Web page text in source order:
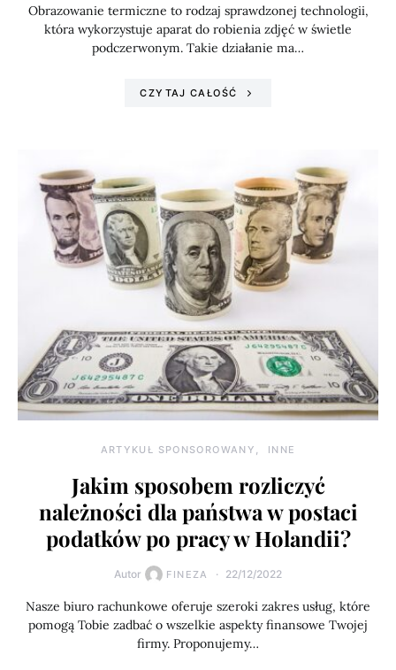
Obrazowanie termiczne to rodzaj sprawdzonej technologii,
która wykorzystuje aparat do robienia zdjęć w świetle
podczerwonym. Takie działanie ma…
CZYTAJ CAŁOŚĆ
ARTYKUŁ SPONSOROWANY INNE
Jakim sposobem rozliczyć
należności dla państwa w postaci
podatków po pracy w Holandii?
Autor FINEZA 22/12/2022
Nasze biuro rachunkowe oferuje szeroki zakres usług, które
pomogą Tobie zadbać o wszelkie aspekty finansowe Twojej
firmy. Proponujemy…